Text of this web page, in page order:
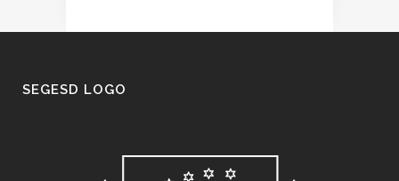
SEGESD LOGO